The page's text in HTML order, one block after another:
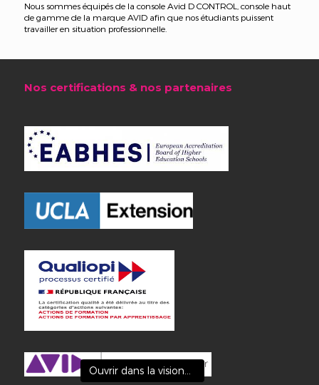
Nous sommes équipés de la console Avid D CONTROL, console haut
de gamme de la marque AVID afin que nos étudiants puissent
travailler en situation professionnelle.
Nos certifications & nos partenaires